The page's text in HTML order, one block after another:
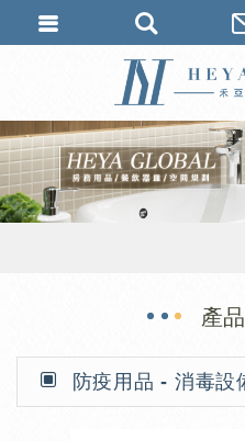
產
防疫用品 - 消毒設